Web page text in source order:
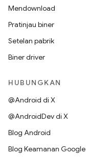
Mendownload
Pratinjau biner
Setelan pabrik
Biner driver
HUBUNGKAN
@Android di X
@AndroidDev di X
Blog Android
Blog Keamanan Google